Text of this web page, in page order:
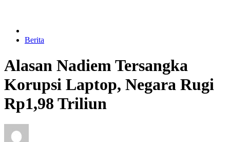
Berita
Alasan Nadiem Tersangka
Korupsi Laptop, Negara Rugi
Rp1,98 Triliun